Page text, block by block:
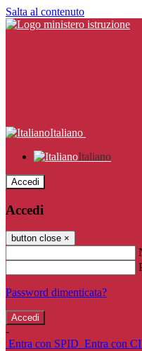
Salta al contenuto
Italiano
Italiano
Accedi
Accedi
button close ×
Password dimenticata?
-
Entra con SPID Entra con